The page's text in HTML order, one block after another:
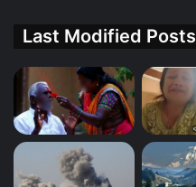
Last Modified Posts